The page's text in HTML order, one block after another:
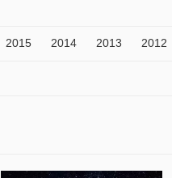
2015 2014 2013 2012